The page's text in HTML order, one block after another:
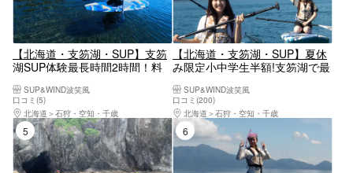
【北海道・支笏湖・SUP】支笏
湖SUP体験最長時間2時間！料
常駐!写真データ付き！初心者大
歓迎1名様でのご参加OK！透明
度の高さに感動！
SUP&WIND波笑風
口コミ(5)
北海道
石狩・空知・千歳
【北海道・支笏湖・SUP】夏休
み限定小中学生半額!支笏湖で最
みで安心◎WFR所持ガイド常
駐！Insta 360 Ace Proによる動
画無料プレゼント！
SUP&WIND波笑風
口コミ(200)
北海道
石狩・空知・千歳
5位 6位